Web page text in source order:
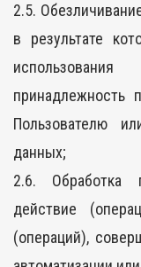
2.5.
в результате
принадлежность
Пользователю
данных;
2.6. Обработка
действие
(операций),